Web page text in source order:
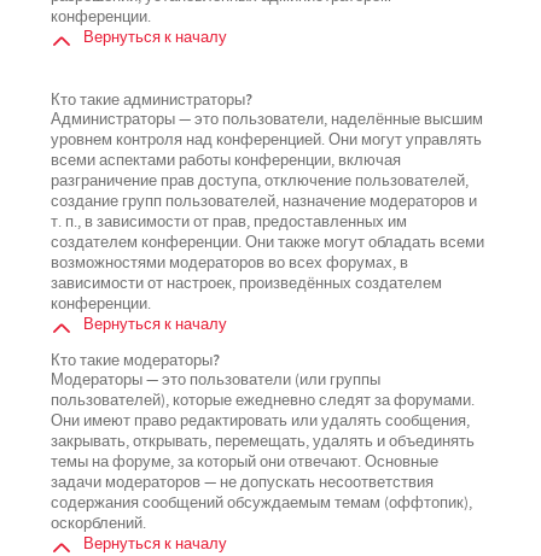
конференции.
Вернуться к началу
Кто такие администраторы?
Администраторы — это пользователи, наделённые высшим
уровнем контроля над конференцией. Они могут управлять
всеми аспектами работы конференции, включая
разграничение прав доступа, отключение пользователей,
создание групп пользователей, назначение модераторов и
т. п., в зависимости от прав, предоставленных им
создателем конференции. Они также могут обладать всеми
возможностями модераторов во всех форумах, в
зависимости от настроек, произведённых создателем
конференции.
Вернуться к началу
Кто такие модераторы?
Модераторы — это пользователи (или группы
пользователей), которые ежедневно следят за форумами.
Они имеют право редактировать или удалять сообщения,
закрывать, открывать, перемещать, удалять и объединять
темы на форуме, за который они отвечают. Основные
задачи модераторов — не допускать несоответствия
содержания сообщений обсуждаемым темам (оффтопик),
оскорблений.
Вернуться к началу